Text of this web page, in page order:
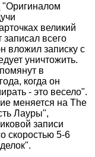
"Оригиналом
великий
записал всего
вложил записку с
уничтожить.
в
когда он
- это весело".
меняется на The
Лауры",
записи
скоростью 5-6